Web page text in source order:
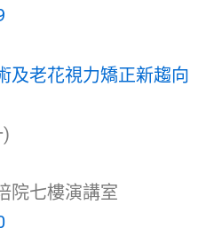
及老花視力矯正新趨向
院七樓演講室